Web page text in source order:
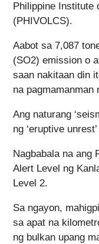
Philippine Institute
(PHIVOLCS).
Aabot sa 7,087
(SO2) emission o
saan nakitaan din
na pagmamanman
Ang naturang
ng ‘eruptive
Nagbabala na ang
Alert Level ng
Level 2.
Sa ngayon,
sa apat na
ng bulkan upang